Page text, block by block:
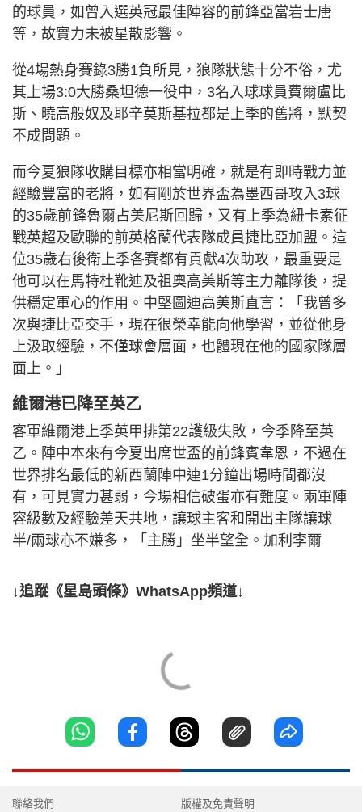
的球員，如曾入選英冠最佳陣容的前鋒亞當岩士唐
等，故實力未被星散影響。
從4場熱身賽錄3勝1負所見，狼隊狀態十分不俗，尤
其上場3:0大勝桑坦德一役中，3名入球球員費爾盧比
斯、曉高般奴及耶辛莫斯基拉都是上季的舊將，默契
不成問題。
而今夏狼隊收購目標亦相當明確，就是有即時戰力並
經驗豐富的老將，如有剛於世界盃為墨西哥攻入3球
的35歲前鋒魯爾占美尼斯回歸，又有上季為紐卡素征
戰英超及歐聯的前英格蘭代表隊成員捷比亞加盟。這
位35歲右後衛上季各賽都有貢獻4次助攻，最重要是
他可以在馬特杜靴迪及祖奧高美斯等主力離隊後，提
供穩定軍心的作用。中堅圖迪高美斯直言：「我曾多
次與捷比亞交手，現在很榮幸能向他學習，並從他身
上汲取經驗，不僅球會層面，也體現在他的國家隊層
面上。」
維爾港已降至英乙
客軍維爾港上季英甲排第22護級失敗，今季降至英
乙。陣中本來有今夏出席世盃的前鋒賓韋恩，不過在
世界排名最低的新西蘭陣中連1分鐘出場時間都沒
有，可見實力甚弱，今場相信破蛋亦有難度。兩軍陣
容級數及經驗差天共地，讓球主客和開出主隊讓球
半/兩球亦不嫌多，「主勝」坐半望全。加利李爾
↓追蹤《星島頭條》WhatsApp頻道↓
聯絡我們 版權及免責聲明